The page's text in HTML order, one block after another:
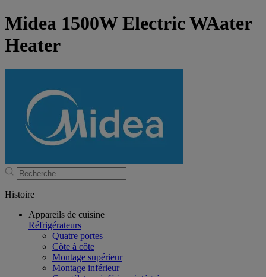
Midea 1500W Electric WAater
Heater
Histoire
Appareils de cuisine
Réfrigérateurs
Quatre portes
Côte à côte
Montage supérieur
Montage inférieur